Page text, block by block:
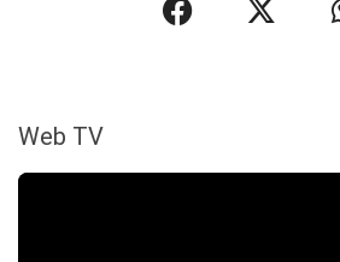
Web TV